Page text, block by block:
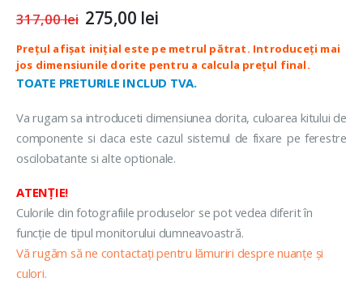
317,00lei Prețul
inițial
a
fost:
317,00 lei.
275,00 lei
este:
275,00 lei.
TOATE PRETURILE INCLUD TVA.
Va rugam sa introduceti dimensiunea dorita, culoarea kitului de
componente si daca este cazul sistemul de fixare pe ferestre
oscilobatante si alte optionale.
ATENȚIE!
Culorile din fotografiile produselor se pot vedea diferit în
funcție de tipul monitorului dumneavoastră.
Vă rugăm să ne contactați pentru lămuriri despre nuanțe și
culori.